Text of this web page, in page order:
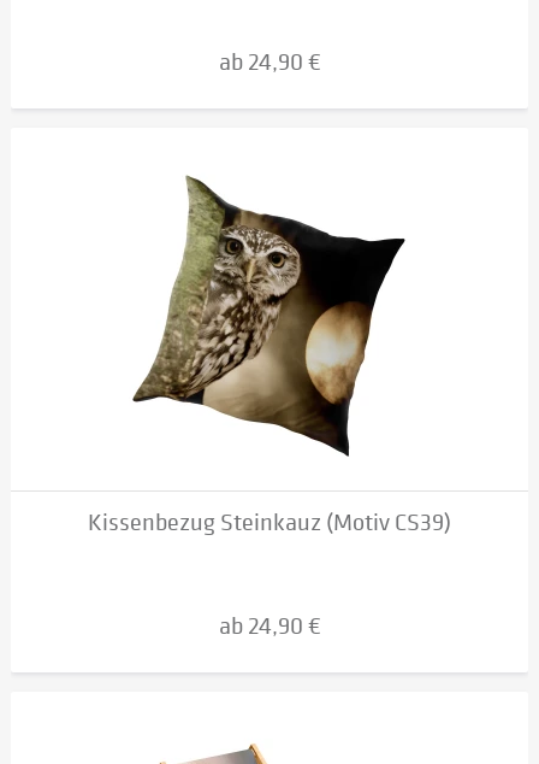
ab 24,90 €
Kissenbezug Steinkauz (Motiv CS39)
ab 24,90 €